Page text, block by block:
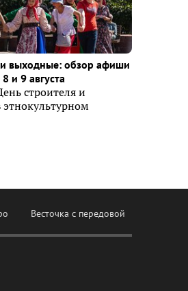
выходные: обзор афиши
и 9 августа
строителя и
этнокультурном
Весточка с передовой